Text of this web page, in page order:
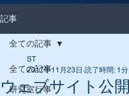
記事
全ての記事
研究室行事
全ての記事
ウェブサイト公開
ST
2017年11月23日 読了時間: 1分